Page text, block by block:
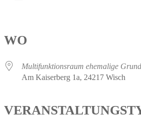
WO
Multifunktionsraum ehemalige
Am Kaiserberg 1a, 24217 Wisch